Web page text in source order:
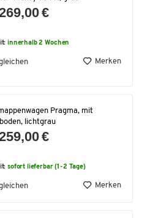
€
innerhalb 2 Wochen
Merken
Pragma, mit
lichtgrau
€
sofort lieferbar (1-2 Tage)
Merken